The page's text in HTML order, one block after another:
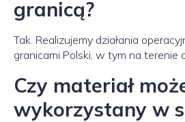
granicą?
Tak. Realizujemy działania
granicami Polski, w tym na terenie
Czy materiał
wykorzystany w